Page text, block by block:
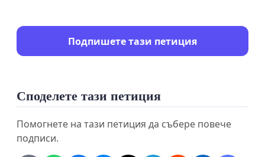
Подпишете тази петиция
Споделете тази петиция
Помогнете на тази петиция да събере повече
подписи.